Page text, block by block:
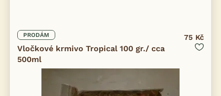
PRODÁM
Vločkové krmivo Tropical 100 gr./ cca
500ml
75 Kč